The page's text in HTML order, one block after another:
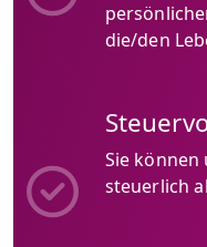
die/den
Sie
steuerlich